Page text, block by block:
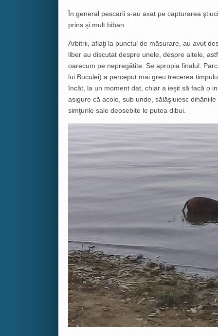
În general pescarii s-au axat pe capturarea
prins şi mult biban.
Arbitrii, aflaţi la punctul de măsurare, au avut
liber au discutat despre unele, despre altele,
oarecum pe nepregătite. Se apropia finalul.
lui Buculei) a perceput mai greu trecerea
încât, la un moment dat, chiar a ieşit să facă o
asigure că acolo, sub unde, sălăşluiesc
simţurile sale deosebite le putea dibui.